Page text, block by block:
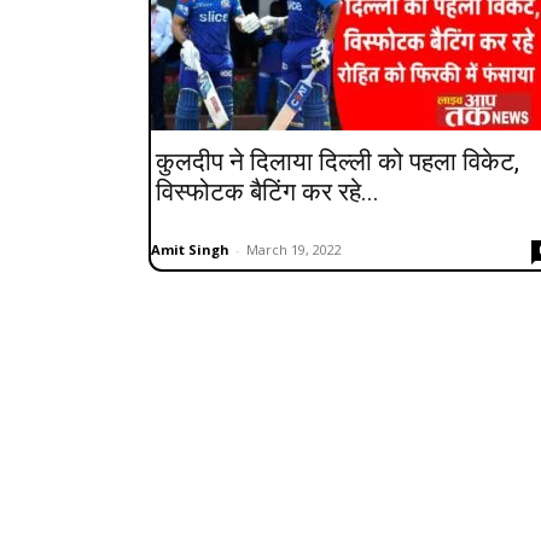
कुलदीप ने दिलाया दिल्ली को पहला विकेट,
विस्फोटक बैटिंग कर रहे...
Amit Singh - March 19, 2022